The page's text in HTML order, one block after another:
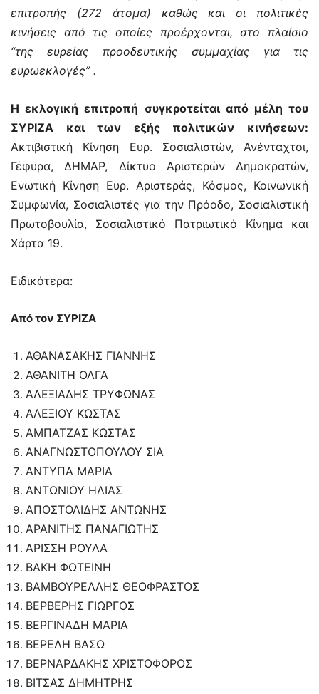
επιτροπής (272 άτομα) καθώς και οι πολιτικές
κινήσεις από τις οποίες προέρχονται, στο πλαίσιο
“της ευρείας προοδευτικής συμμαχίας για τις
ευρωεκλογές” .
Η εκλογική επιτροπή συγκροτείται από μέλη του
ΣΥΡΙΖΑ και των εξής πολιτικών κινήσεων:
Ακτιβιστική Κίνηση Ευρ. Σοσιαλιστών, Ανένταχτοι,
Γέφυρα, ΔΗΜΑΡ, Δίκτυο Αριστερών Δημοκρατών,
Ενωτική Κίνηση Ευρ. Αριστεράς, Κόσμος, Κοινωνική
Συμφωνία, Σοσιαλιστές για την Πρόοδο, Σοσιαλιστική
Πρωτοβουλία, Σοσιαλιστικό Πατριωτικό Κίνημα και
Χάρτα 19.
Ειδικότερα:
Από τον ΣΥΡΙΖΑ
ΑΘΑΝΑΣΑΚΗΣ ΓΙΑΝΝΗΣ
ΑΘΑΝΙΤΗ ΟΛΓΑ
ΑΛΕΞΙΑΔΗΣ ΤΡΥΦΩΝΑΣ
ΑΛΕΞΙΟΥ ΚΩΣΤΑΣ
ΑΜΠΑΤΖΑΣ ΚΩΣΤΑΣ
ΑΝΑΓΝΩΣΤΟΠΟΥΛΟΥ ΣΙΑ
ΑΝΤΥΠΑ ΜΑΡΙΑ
ΑΝΤΩΝΙΟΥ ΗΛΙΑΣ
ΑΠΟΣΤΟΛΙΔΗΣ ΑΝΤΩΝΗΣ
ΑΡΑΝΙΤΗΣ ΠΑΝΑΓΙΩΤΗΣ
ΑΡΙΣΣΗ ΡΟΥΛΑ
ΒΑΚΗ ΦΩΤΕΙΝΗ
ΒΑΜΒΟΥΡΕΛΛΗΣ ΘΕΟΦΡΑΣΤΟΣ
ΒΕΡΒΕΡΗΣ ΓΙΩΡΓΟΣ
ΒΕΡΓΙΝΑΔΗ ΜΑΡΙΑ
ΒΕΡΕΛΗ ΒΑΣΩ
ΒΕΡΝΑΡΔΑΚΗΣ ΧΡΙΣΤΟΦΟΡΟΣ
ΒΙΤΣΑΣ ΔΗΜΗΤΡΗΣ